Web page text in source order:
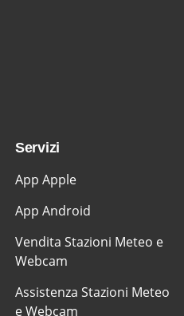
Servizi
App Apple
App Android
Vendita Stazioni Meteo e
Webcam
Assistenza Stazioni Meteo
e Webcam